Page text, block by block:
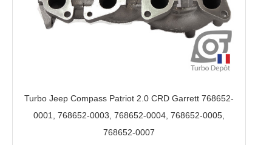
Turbo Jeep Compass Patriot 2.0 CRD Garrett 768652-
0001, 768652-0003, 768652-0004, 768652-0005,
768652-0007